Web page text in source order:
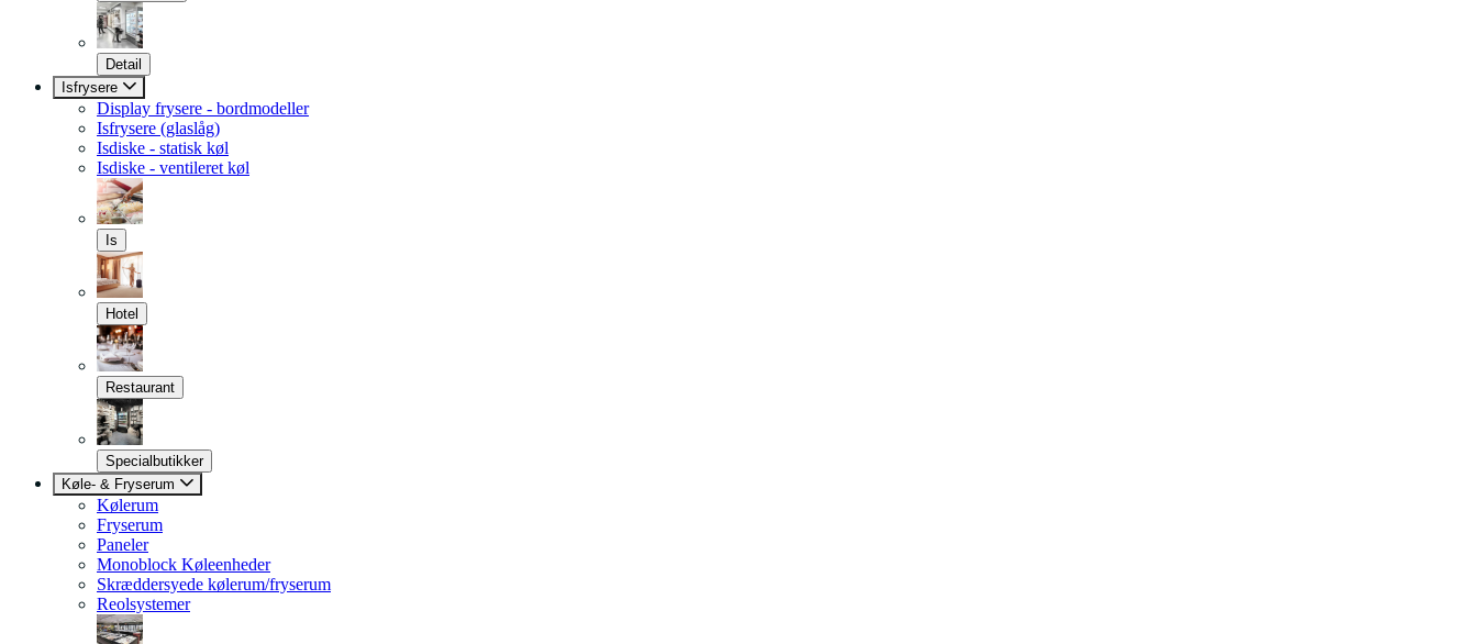
Detail
Isfrysere
Display frysere - bordmodeller
Isfrysere (glaslåg)
Isdiske - statisk køl
Isdiske - ventileret køl
Is
Hotel
Restaurant
Specialbutikker
Køle- & Fryserum
Kølerum
Fryserum
Paneler
Monoblock Køleenheder
Skræddersyede kølerum/fryserum
Reolsystemer